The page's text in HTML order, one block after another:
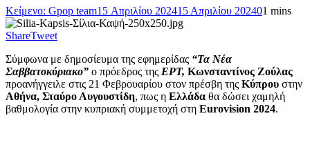
Κείμενο: Gpop team15 Απριλίου 202415 Απριλίου 202401 mins
ShareTweet
Σύμφωνα με δημοσίευμα της εφημερίδας “Τα Νέα
Σαββατοκύριακο” ο πρόεδρος της ΕΡΤ, Κωνσταντίνος Ζούλας
προανήγγειλε στις 21 Φεβρουαρίου στον πρέσβη της Κύπρου στην
Αθήνα, Σταύρο Αυγουστίδη, πως η Ελλάδα θα δώσει χαμηλή
βαθμολογία στην κυπριακή συμμετοχή στη Eurovision 2024.